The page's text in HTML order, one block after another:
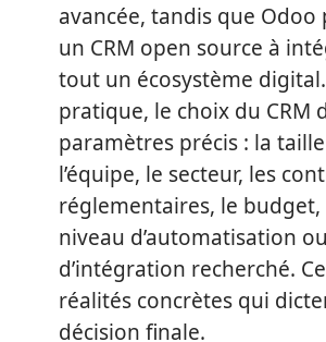
avancée, tandis que Odoo
un CRM open source à
tout un écosystème
pratique, le choix du CRM
paramètres précis : la
l’équipe, le secteur, les
réglementaires, le budget,
niveau d’automatisation ou
d’intégration recherché.
réalités concrètes qui
décision finale.